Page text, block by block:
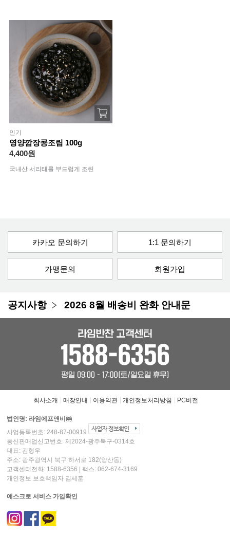
인기
영양깜장콩조림 100g
4,400원
국내산 서리태를 부드럽게 조린
카카오 문의하기 1:1 문의하기
가맹문의 회원가입
공지사항 2026 8월 배송비 완화 안내문
회사소개 매장안내 이용약관 개인정보처리방침 PC버전
법인명: 라임에프앤비㈜
사업등록번호: 248-87-00919
통신판매업신고번호: 제2024-광주북구-0314호
대표: 김형우
주소: 광주광역시 북구 하서로 182(양산동)
고객센터전화: 1588-6356 팩스: 062-674-3169
개인정보 보호책임자 김세훈
에스크로 서비스 가입확인